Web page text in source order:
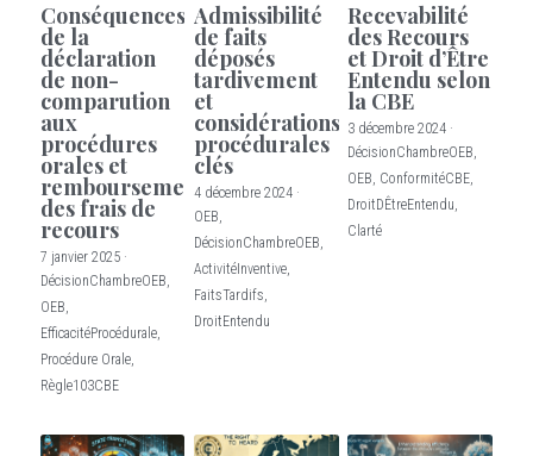
Conséquences
de la
déclaration
de non-
comparution
aux
procédures
orales et
remboursement
des frais de
recours
7 janvier 2025 ·
DécisionChambreOEB,
OEB,
EfficacitéProcédurale,
Procédure Orale,
Règle103CBE
Admissibilité
de faits
déposés
tardivement
et
considérations
procédurales
clés
4 décembre 2024 ·
OEB,
DécisionChambreOEB,
ActivitéInventive,
FaitsTardifs,
DroitEntendu
Recevabilité
des Recours
et Droit d’Être
Entendu selon
la CBE
3 décembre 2024 ·
DécisionChambreOEB,
OEB, ConformitéCBE,
DroitDÊtreEntendu,
Clarté